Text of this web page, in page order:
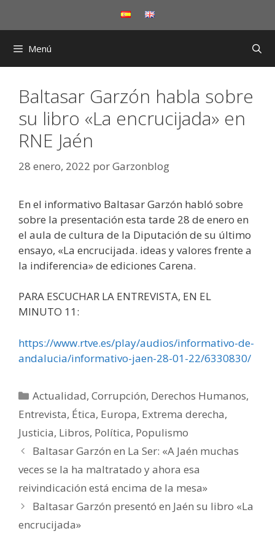
Menú
Baltasar Garzón habla sobre
su libro «La encrucijada» en
RNE Jaén
28 enero, 2022 porGarzonblog
En el informativo Baltasar Garzón habló sobre
sobre la presentación esta tarde 28 de enero en
el aula de cultura de la Diputación de su último
ensayo, «La encrucijada. ideas y valores frente a
la indiferencia» de ediciones Carena.
PARA ESCUCHAR LA ENTREVISTA, EN EL
MINUTO 11:
https://www.rtve.es/play/audios/informativo-de-
andalucia/informativo-jaen-28-01-22/6330830/
Categorías
Actualidad,Corrupción, Derechos Humanos,
Entrevista, Ética, Europa, Extrema derecha,
Justicia, Libros, Política, Populismo
Baltasar Garzón en La Ser: «A Jaén muchas
veces se la ha maltratado y ahora esa
reivindicación está encima de la mesa»
Baltasar Garzón presentó en Jaén su libro «La
encrucijada»